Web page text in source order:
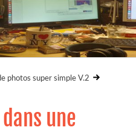
photos super simple V.2
une